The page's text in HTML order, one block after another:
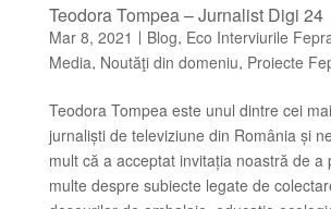
Teodora Tompea – Jurnalist Digi 24
Mar 8, 2021 | Blog, Eco Interviurile
Media, Noutăţi din domeniu, Proiecte
Teodora Tompea este unul dintre cei
jurnaliști de televiziune din România și
mult că a acceptat invitația noastră de a
multe despre subiecte legate de